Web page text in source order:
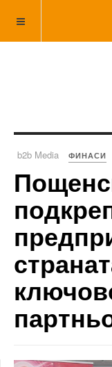
b2b Media ФИНАСИ